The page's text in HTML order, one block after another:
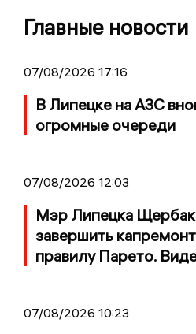
Главные новости
07/08/2026 17:16
В Липецке на АЗС
огромные очереди
07/08/2026 12:03
Мэр Липецка
завершить
правилу Парето.
07/08/2026 10:23